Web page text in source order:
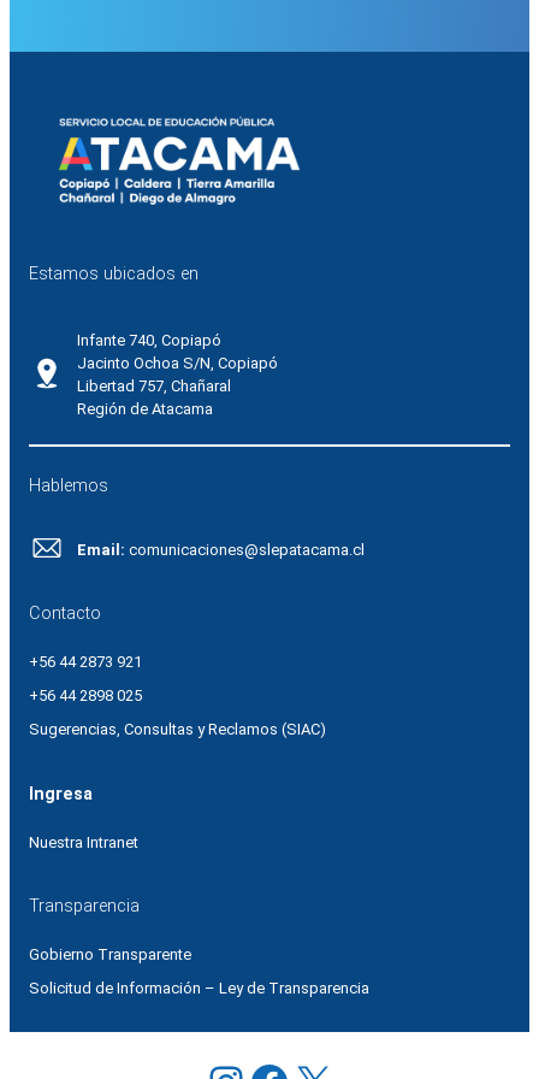
Estamos ubicados en
Infante 740, Copiapó
Jacinto Ochoa S/N, Copiapó
Libertad 757, Chañaral
Región de Atacama
Hablemos
Email: comunicaciones@slepatacama.cl
Contacto
+56 44 2873 921
+56 44 2898 025
Sugerencias, Consultas y Reclamos (SIAC)
Ingresa
Nuestra Intranet
Transparencia
Gobierno Transparente
Solicitud de Información – Ley de Transparencia